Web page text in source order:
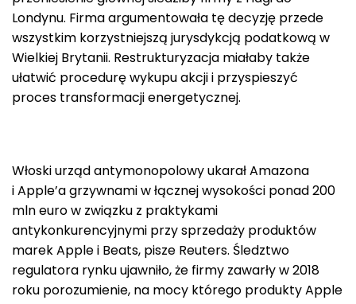
Londynu. Firma argumentowała tę decyzję przede
wszystkim korzystniejszą jurysdykcją podatkową w
Wielkiej Brytanii. Restrukturyzacja miałaby także
ułatwić procedurę wykupu akcji i przyspieszyć
proces transformacji energetycznej.
Włoski urząd antymonopolowy ukarał Amazona
i Apple’a grzywnami w łącznej wysokości ponad 200
mln euro w związku z praktykami
antykonkurencyjnymi przy sprzedaży produktów
marek Apple i Beats, pisze Reuters. Śledztwo
regulatora rynku ujawniło, że firmy zawarły w 2018
roku porozumienie, na mocy którego produkty Apple